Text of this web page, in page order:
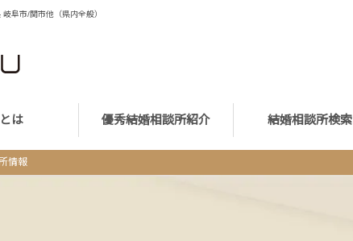
阜市/関市他（県内全般）
は 優秀結婚相談所紹介 結婚相談所検索
情報